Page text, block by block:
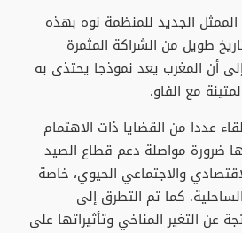
الجديد للمنظمة نوه بهذه
طويل من الشراكة المثمرة
إلى أن المغرب يعد نموذجا يحتذى به
مع الفاو.
عددا من القضايا ذات الاهتمام
ضرورة مواصلة دعم قطاع الصيد
والاجتماعي الحيوي، خاصة
كما تم التطرق إلى
عن التغير المناخي وتأثيراتها على